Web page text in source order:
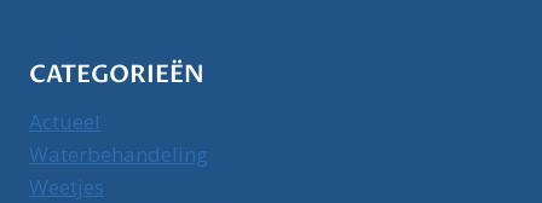
CATEGORIEËN
Actueel
Waterbehandeling
Weetjes